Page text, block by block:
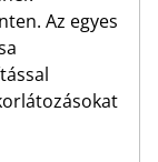
Az egyes